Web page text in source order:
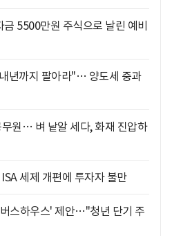
5500만원 주식으로 날린 예비
년까지 팔아라"… 양도세 중과
원… 벼 낱알 세다, 화재 진압하
세제 개편에 투자자 불만
스하우스' 제안…"청년 단기 주